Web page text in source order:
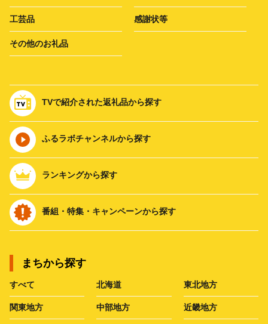
工芸品 感謝状等
その他のお礼品
TVで紹介された返礼品から探す
ふるラボチャンネルから探す
ランキングから探す
番組・特集・キャンペーンから探す
まちから探す
すべて 北海道 東北地方
関東地方 中部地方 近畿地方